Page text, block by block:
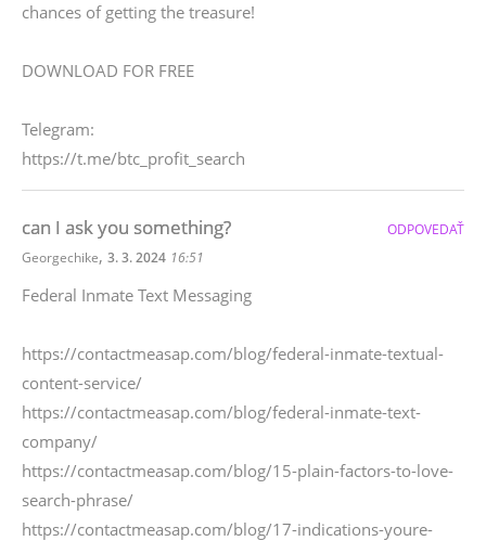
chances of getting the treasure!
DOWNLOAD FOR FREE
Telegram:
https://t.me/btc_profit_search
can I ask you something?
Georgechike, 3. 3. 2024 16:51
Federal Inmate Text Messaging
https://contactmeasap.com/blog/federal-inmate-textual-
content-service/
https://contactmeasap.com/blog/federal-inmate-text-
company/
https://contactmeasap.com/blog/15-plain-factors-to-love-
search-phrase/
https://contactmeasap.com/blog/17-indications-youre-
ODPOVEDAŤ